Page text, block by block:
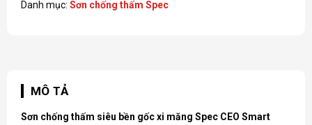
Danh mục: Sơn chống thấm Spec
MÔ TẢ
Sơn chống thấm siêu bền gốc xi măng Spec CEO Smart